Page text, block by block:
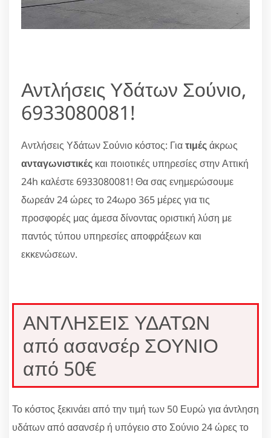
Αντλήσεις Υδάτων Σούνιο,
6933080081!
Αντλήσεις Υδάτων Σούνιο κόστος: Γιατιμέςάκρως
ανταγωνιστικές και ποιοτικές υπηρεσίες στην Αττική
24h καλέστε 6933080081! Θα σας ενημερώσουμε
δωρεάν 24 ώρες το 24ωρο 365 μέρες για τις
προσφορές μας άμεσα δίνοντας οριστική λύση με
παντός τύπου υπηρεσίες αποφράξεων και
εκκενώσεων.
ΑΝΤΛΗΣΕΙΣ ΥΔΑΤΩΝ
από ασανσέρ ΣΟΥΝΙΟ
από 50€
Το κόστος ξεκινάει από την τιμή των 50 Ευρώ για άντληση
υδάτων από ασανσέρ ή υπόγειο στο Σούνιο 24 ώρες το